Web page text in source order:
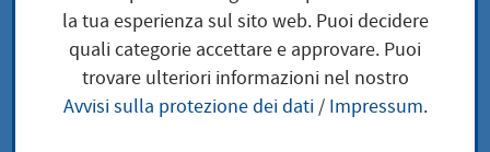
Pflegekinder: Hilfe zur
Erziehung in
la tua esperienza sul sito web. Puoi decidere
quali categorie accettare e approvare. Puoi
trovare ulteriori informazioni nel nostro
Avvisi sulla protezione dei dati/ Impressum.